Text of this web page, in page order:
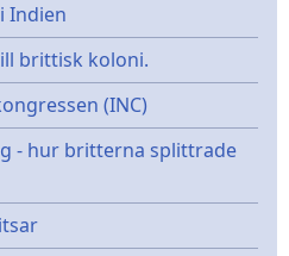
Indien
brittisk koloni.
(INC)
- hur britterna splittrade